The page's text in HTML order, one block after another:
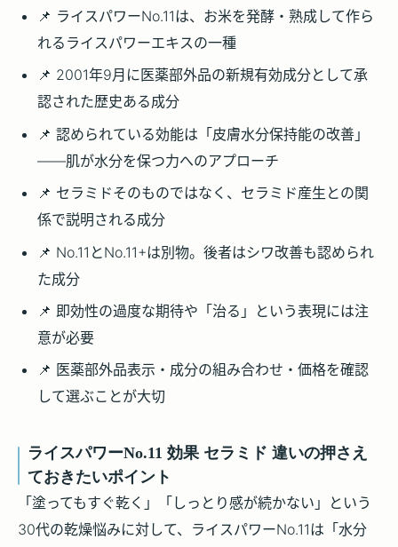
📌 ライスパワーNo.11は、お米を発酵・熟成して作ら
れるライスパワーエキスの一種
📌 2001年9月に医薬部外品の新規有効成分として承
認された歴史ある成分
📌 認められている効能は「皮膚水分保持能の改善」
——肌が水分を保つ力へのアプローチ
📌 セラミドそのものではなく、セラミド産生との関
係で説明される成分
📌 No.11とNo.11+は別物。後者はシワ改善も認められ
た成分
📌 即効性の過度な期待や「治る」という表現には注
意が必要
📌 医薬部外品表示・成分の組み合わせ・価格を確認
して選ぶことが大切
ライスパワーNo.11 効果 セラミド 違いの押さえ
ておきたいポイント
「塗ってもすぐ乾く」「しっとり感が続かない」という
30代の乾燥悩みに対して、ライスパワーNo.11は「水分